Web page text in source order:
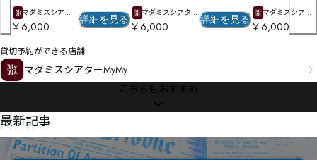
マダミスシアタ
ーMyMy
￥6,000
詳細を見る
マダミスシアタ
ーMyMy
￥6,000
詳細を見る
マダミスシアタ
ーMyMy
￥6,000
貸切予約ができる店舗
マダミスシアターMyMy
こちらもおすすめ
NEWS
最新記事